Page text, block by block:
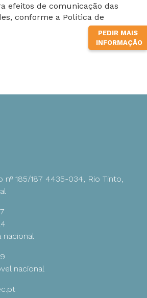
PEDIR MAIS
INFORMAÇÃO
efeitos de comunicação das
conforme a Política de
nº 185/187 4435-034, Rio Tinto,
nacional
nacional